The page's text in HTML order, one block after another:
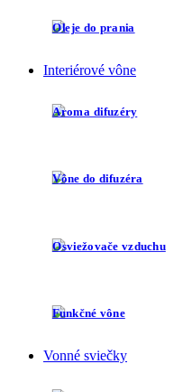
Oleje do prania
Interiérové vône
Aroma difuzéry
Vône do difuzéra
Osviežovače vzduchu
Funkčné vône
Vonné sviečky